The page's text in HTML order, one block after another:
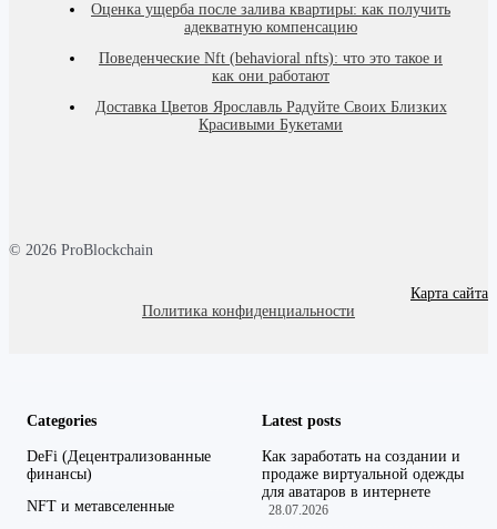
Оценка ущерба после залива квартиры: как получить
адекватную компенсацию
Поведенческие Nft (behavioral nfts): что это такое и
как они работают
Доставка Цветов Ярославль Радуйте Своих Близких
Красивыми Букетами
© 2026 ProBlockchain
Карта сайта
Политика конфиденциальности
Categories
DeFi (Децентрализованные
финансы)
NFT и метавселенные
Latest posts
Как заработать на создании и
продаже виртуальной одежды
для аватаров в интернете
28.07.2026